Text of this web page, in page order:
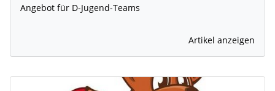
Angebot für D-Jugend-Teams
Artikel anzeigen